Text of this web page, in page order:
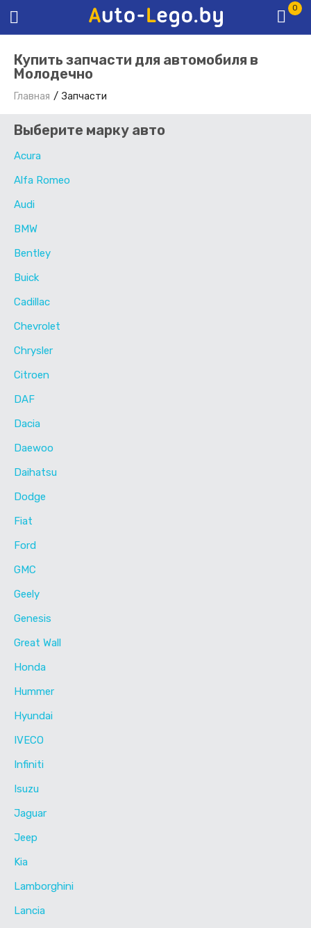
0
Купить запчасти для автомобиля в
Молодечно
Главная Запчасти
Выберите марку авто
Acura
Alfa Romeo
Audi
BMW
Bentley
Buick
Cadillac
Chevrolet
Chrysler
Citroen
DAF
Dacia
Daewoo
Daihatsu
Dodge
Fiat
Ford
GMC
Geely
Genesis
Great Wall
Honda
Hummer
Hyundai
IVECO
Infiniti
Isuzu
Jaguar
Jeep
Kia
Lamborghini
Lancia